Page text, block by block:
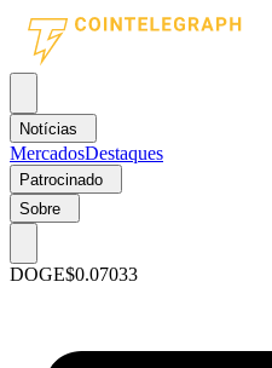
Notícias
MercadosDestaques
Patrocinado
Sobre
DOGE$0.07033